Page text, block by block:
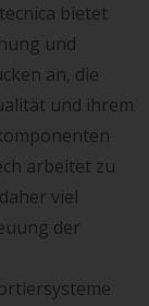
bietet
und
an, die
und ihrem
arbeitet zu
viel
der